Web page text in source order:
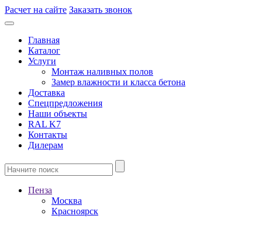
Расчет на сайте Заказать звонок
Главная
Каталог
Услуги
Монтаж наливных полов
Замер влажности и класса бетона
Доставка
Спецпредложения
Наши объекты
RAL K7
Контакты
Дилерам
Пенза
Москва
Красноярск